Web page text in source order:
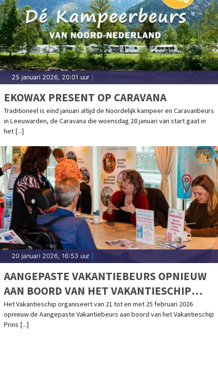
25 januari 2026, 20:01 uur
EKOWAX PRESENT OP CARAVANA
Traditioneel is eind januari altijd de Noordelijk kampeer en Caravanbeurs
in Leeuwarden, de Caravana die woensdag 28 januari van start gaat in
het [...]
20 januari 2026, 16:53 uur
AANGEPASTE VAKANTIEBEURS OPNIEUW
AAN BOORD VAN HET VAKANTIESCHIP
PRINS WILLEM-ALEXANDER
Het Vakantieschip organiseert van 21 tot en met 25 februari 2026
opnieuw de Aangepaste Vakantiebeurs aan boord van het Vakantieschip
Prins [...]